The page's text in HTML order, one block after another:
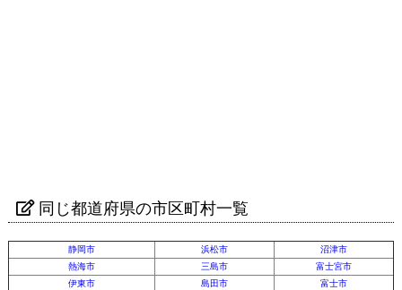
同じ都道府県の市区町村一覧
静岡市 浜松市
沼津市
熱海市
三島市
富士宮市
伊東市
島田市
富士市